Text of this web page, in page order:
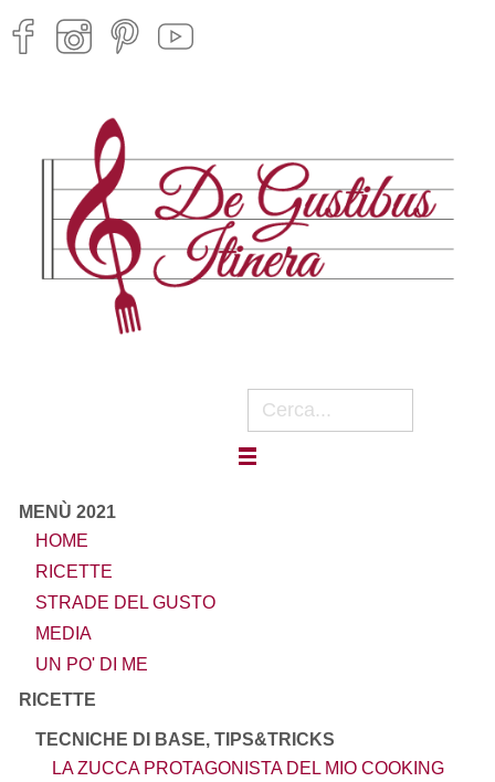
MENÙ 2021
HOME
RICETTE
STRADE DEL GUSTO
MEDIA
UN PO' DI ME
RICETTE
TECNICHE DI BASE, TIPS&TRICKS
LA ZUCCA PROTAGONISTA DEL MIO COOKING